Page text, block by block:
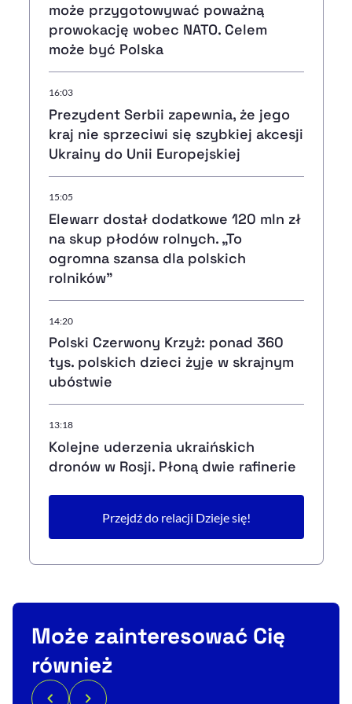
może przygotowywać poważną
prowokację wobec NATO. Celem
może być Polska
16:03
Prezydent Serbii zapewnia, że jego
kraj nie sprzeciwi się szybkiej akcesji
Ukrainy do Unii Europejskiej
15:05
Elewarr dostał dodatkowe 120 mln zł
na skup płodów rolnych. „To
ogromna szansa dla polskich
rolników”
14:20
Polski Czerwony Krzyż: ponad 360
tys. polskich dzieci żyje w skrajnym
ubóstwie
13:18
Kolejne uderzenia ukraińskich
dronów w Rosji. Płoną dwie rafinerie
Przejdź do relacji Dzieje się!
Może zainteresować Cię
również